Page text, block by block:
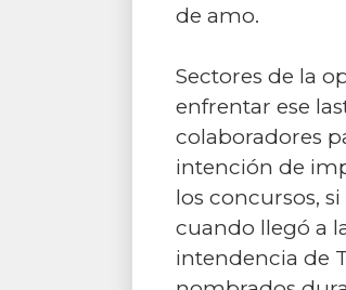
de amo.
Sectores de la
enfrentar ese
colaboradores
intención de
los concursos,
cuando llegó a
intendencia de